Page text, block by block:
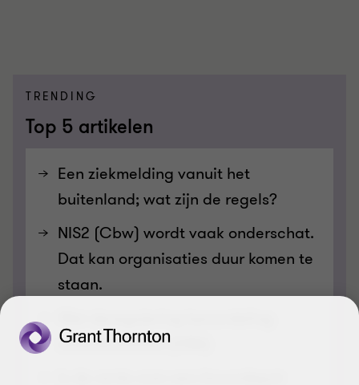
TRENDING
Top 5 artikelen
Een ziekmelding vanuit het
buitenland; wat zijn de regels?
NIS2 (Cbw) wordt vaak onderschat.
Dat kan organisaties duur komen te
staan.
arbeidsrelaties (DBA)